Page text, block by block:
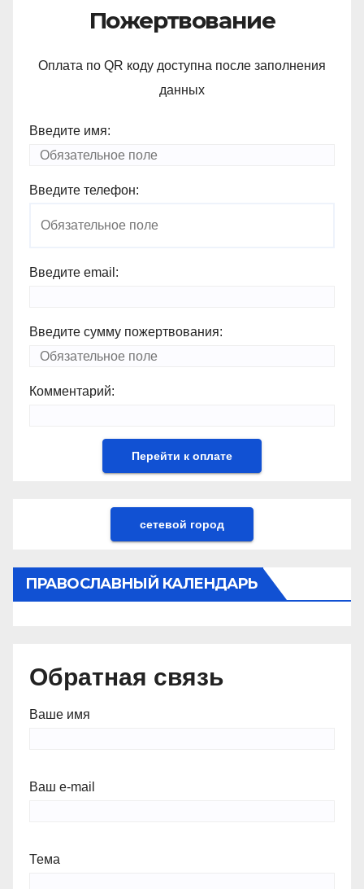
Пожертвование
Оплата по QR коду доступна после заполнения
данных
Введите имя:
Введите телефон:
Введите email:
Введите сумму пожертвования:
Комментарий:
сетевой город
ПРАВОСЛАВНЫЙ КАЛЕНДАРЬ
Обратная связь
Ваше имя
Ваш e-mail
Тема